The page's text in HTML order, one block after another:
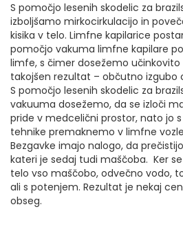
S pomočjo lesenih skodelic za
izboljšamo mirkocirkulacijo in
kisika v telo. Limfne kapilarice
pomočjo vakuma limfne kapilare
limfe, s čimer dosežemo
takojšen rezultat – občutno izgubo
S pomočjo lesenih skodelic za
vakuuma dosežemo, da se izloči
pride v medcelični prostor, nato jo
tehnike premaknemo v limfne
Bezgavke imajo nalogo, da
kateri je sedaj tudi maščoba. Ker
telo vso maščobo, odvečno vodo,
ali s potenjem. Rezultat je nekaj
obseg.